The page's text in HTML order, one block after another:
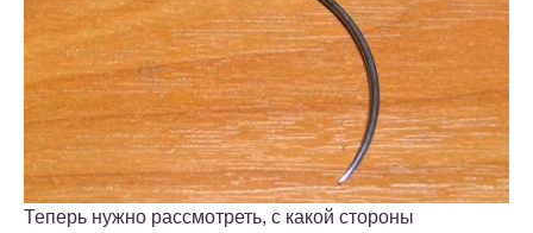
Теперь нужно рассмотреть, с какой стороны